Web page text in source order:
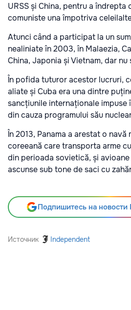
URSS și China, pentru a îndrepta
comuniste una împotriva
Atunci când a participat la un
nealiniate în 2003, în Malaezia,
China, Japonia și Vietnam, dar
În pofida tuturor acestor lucruri,
aliate și Cuba era una dintre
sancțiunile internaționale impuse
din cauza programului său
În 2013, Panama a arestat o
coreeană care transporta arme
din perioada sovietică, și
ascunse sub tone de saci cu
Подпишитесь на новости
Источник Independent